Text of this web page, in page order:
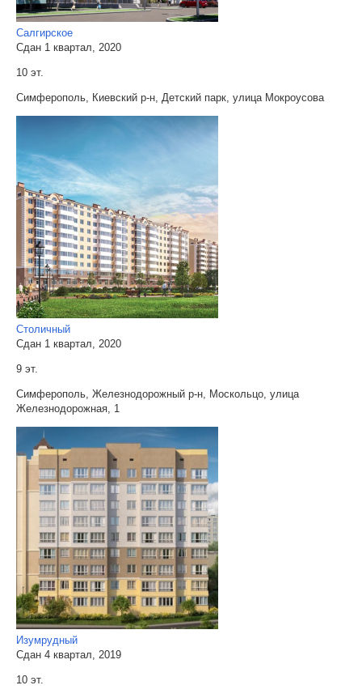
Салгирское
Сдан 1 квартал, 2020
10 эт.
Симферополь, Киевский р-н, Детский парк, улица Мокроусова
Столичный
Сдан 1 квартал, 2020
9 эт.
Симферополь, Железнодорожный р-н, Москольцо, улица
Железнодорожная, 1
Изумрудный
Сдан 4 квартал, 2019
10 эт.